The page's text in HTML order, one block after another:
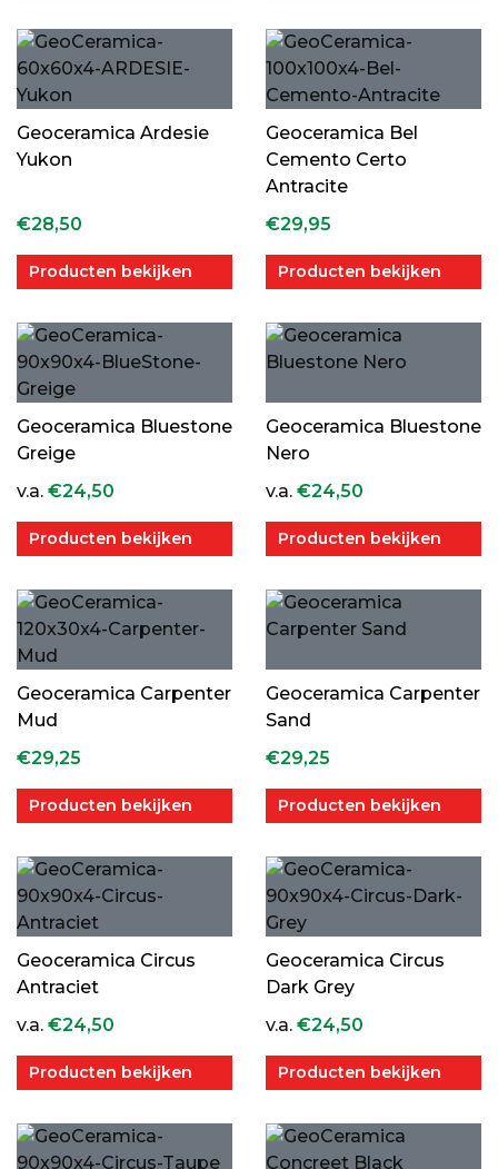
Geoceramica Ardesie
Yukon
€28,50
Producten bekijken
Geoceramica Bel
Cemento Certo
Antracite
€29,95
Producten bekijken
Geoceramica Bluestone
Greige
v.a. €24,50
Producten bekijken
Geoceramica Bluestone
Nero
v.a. €24,50
Producten bekijken
Geoceramica Carpenter
Mud
€29,25
Producten bekijken
Geoceramica Carpenter
Sand
€29,25
Producten bekijken
Geoceramica Circus
Antraciet
v.a. €24,50
Producten bekijken
Geoceramica Circus
Dark Grey
v.a. €24,50
Producten bekijken